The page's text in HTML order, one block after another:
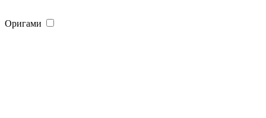
Оригами